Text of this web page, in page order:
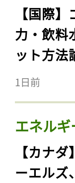
【国際
力・飲料
ット方法
1日前
エネル
【カナ
ーエルズ